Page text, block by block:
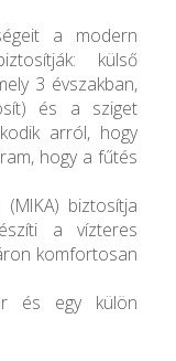
a modern
külső
3 évszakban,
és a sziget
arról, hogy
hogy a fűtés
biztosítja
a vízteres
komfortosan
és egy külön